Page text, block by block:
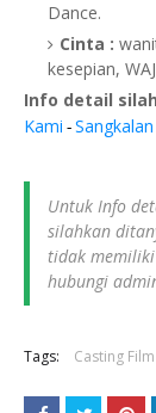
Dance.
Cinta :
kesepian,
Info detail
Kami - Sangkalan
Untuk Info
silahkan
tidak memiliki
hubungi
Tags: Casting Film